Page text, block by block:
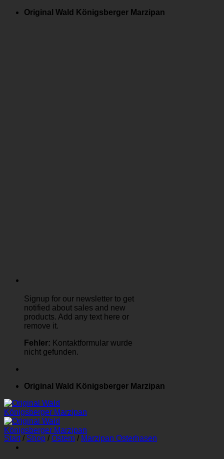
Zum
Original Wald Königsberger Marzipan
Signup for our newsletter to get
notified about sales and new
products. Add any text here or
remove it.
Fehler: Kontaktformular wurde
nicht gefunden.
Original Wald Königsberger Marzipan
Start / Shop / Ostern / Marzipan Osterhasen